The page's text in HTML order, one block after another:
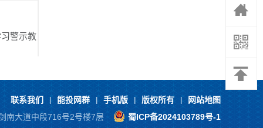
警示教
联系我们 能投网群 手机版 版权所有 网站地图
南大道中段716号2号楼7层 蜀ICP备2024103789号-1




